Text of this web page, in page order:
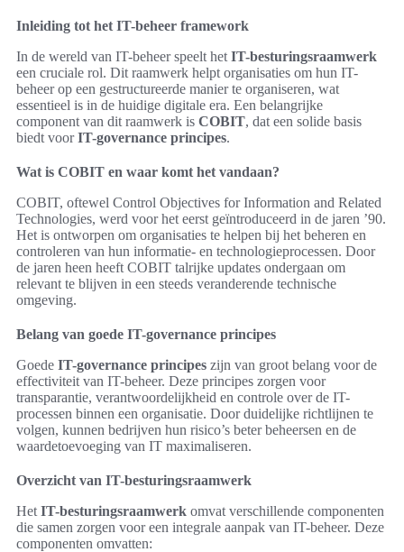
Inleiding tot het IT-beheer framework
In de wereld van IT-beheer speelt het IT-besturingsraamwerk
een cruciale rol. Dit raamwerk helpt organisaties om hun IT-
beheer op een gestructureerde manier te organiseren, wat
essentieel is in de huidige digitale era. Een belangrijke
component van dit raamwerk is COBIT, dat een solide basis
biedt voorIT-governance principes.
Wat is COBIT en waar komt het vandaan?
COBIT, oftewel Control Objectives for Information and Related
Technologies, werd voor het eerst geïntroduceerd in de jaren ’90.
Het is ontworpen om organisaties te helpen bij het beheren en
controleren van hun informatie- en technologieprocessen. Door
de jaren heen heeft COBIT talrijke updates ondergaan om
relevant te blijven in een steeds veranderende technische
omgeving.
Belang van goede IT-governance principes
Goede IT-governance principes zijn van groot belang voor de
effectiviteit van IT-beheer. Deze principes zorgen voor
transparantie, verantwoordelijkheid en controle over de IT-
processen binnen een organisatie. Door duidelijke richtlijnen te
volgen, kunnen bedrijven hun risico’s beter beheersen en de
waardetoevoeging van IT maximaliseren.
Overzicht van IT-besturingsraamwerk
Het IT-besturingsraamwerk omvat verschillende componenten
die samen zorgen voor een integrale aanpak van IT-beheer. Deze
componenten omvatten: